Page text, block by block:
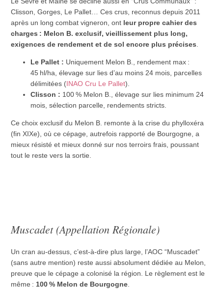
Clisson, Gorges, Le Pallet… Ces crus, reconnus depuis 2011
après un long combat vigneron, ont leur propre cahier des
charges : Melon B. exclusif, vieillissement plus long,
exigences de rendement et de sol encore plus précises
Le Pallet : Uniquement Melon B., rendement max :
45 hl/ha, élevage sur lies d’au moins 24 mois, parcelles
délimitées (INAO Cru Le Pallet).
Clisson : 100 % Melon B., élevage sur lies minimum 24
mois, sélection parcelle, rendements stricts.
Ce choix exclusif du Melon B. remonte à la crise du phylloxéra
(fin XIXe), où ce cépage, autrefois rapporté de Bourgogne, a
mieux résisté et mieux donné sur nos terroirs frais, poussant
tout le reste vers la sortie.
Muscadet (Appellation Régionale)
Un cran au-dessus, c’est-à-dire plus large, l’AOC “Muscadet”
(sans autre mention) reste aussi absolument dédiée au Melon,
preuve que le cépage a colonisé la région. Le règlement est le
même : 100 % Melon de Bourgogne